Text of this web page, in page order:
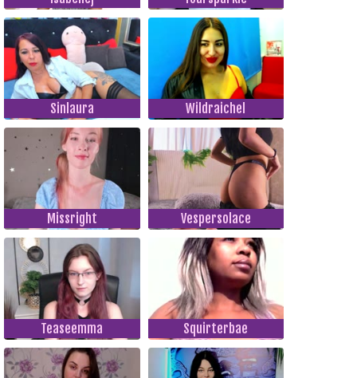
Sinlaura Wildraichel
Missright Vespersolace
Teaseemma Squirterbae